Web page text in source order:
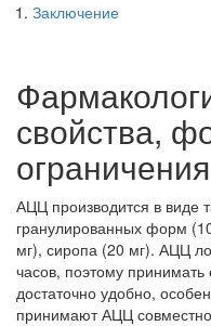
Заключение
свойства,
ограничения
АЦЦ производится в виде
гранулированных форм
мг), сиропа (20 мг). АЦЦ
часов, поэтому принимать
достаточно удобно,
принимают АЦЦ